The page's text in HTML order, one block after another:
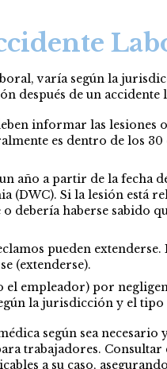
varía según la
después de un accidente
informar las lesiones
es dentro de los 30
año a partir de la fecha
(DWC). Si la lesión está
debería haberse sabido
pueden
(extenderse).
el empleador) por
la jurisdicción y el
según sea necesario
trabajadores. Consultar
a su caso,